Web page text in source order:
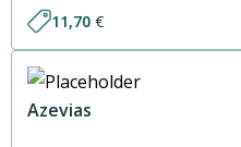
11,70 €
Azevias